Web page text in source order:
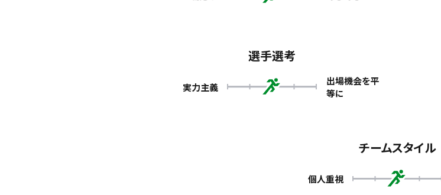
選手選考
実力主義
出場機会を平
等に
チームスタイル
個人重視